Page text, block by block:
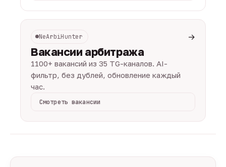
NeArbiHunter →
Вакансии арбитража
1100+ вакансий из 35 TG-каналов. AI-
фильтр, без дублей, обновление каждый
час.
Смотреть вакансии